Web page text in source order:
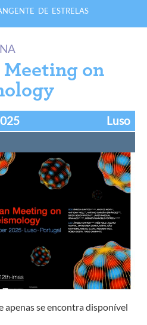
DE ESTRELAS
on
Luso
apenas se encontra disponível